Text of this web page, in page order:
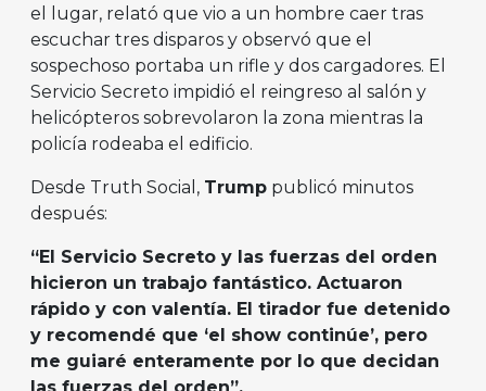
el lugar, relató que vio a un hombre caer tras
escuchar tres disparos y observó que el
sospechoso portaba un rifle y dos cargadores. El
Servicio Secreto impidió el reingreso al salón y
helicópteros sobrevolaron la zona mientras la
policía rodeaba el edificio.
Desde Truth Social, Trump publicó minutos
después:
“El Servicio Secreto y las fuerzas del orden
hicieron un trabajo fantástico. Actuaron
rápido y con valentía. El tirador fue detenido
y recomendé que ‘el show continúe’, pero
me guiaré enteramente por lo que decidan